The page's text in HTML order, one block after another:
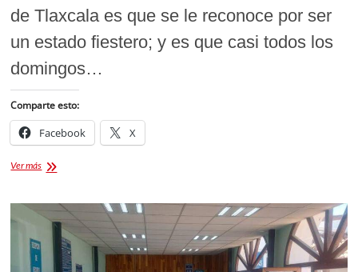
de Tlaxcala es que se le reconoce por ser
un estado fiestero; y es que casi todos los
domingos…
Comparte esto:
Facebook X
Ver másMoles
¡La
lista
actualizada
para